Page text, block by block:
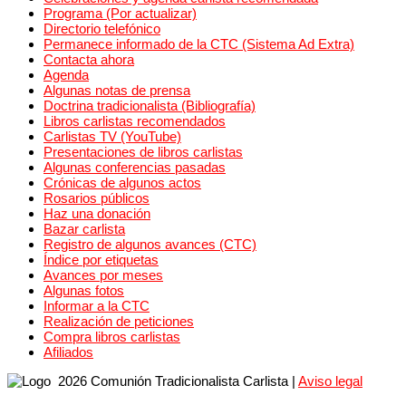
Programa (Por actualizar)
Directorio telefónico
Permanece informado de la CTC (Sistema Ad Extra)
Contacta ahora
Agenda
Algunas notas de prensa
Doctrina tradicionalista (Bibliografía)
Libros carlistas recomendados
Carlistas TV (YouTube)
Presentaciones de libros carlistas
Algunas conferencias pasadas
Crónicas de algunos actos
Rosarios públicos
Haz una donación
Bazar carlista
Registro de algunos avances (CTC)
Índice por etiquetas
Avances por meses
Algunas fotos
Informar a la CTC
Realización de peticiones
Compra libros carlistas
Afiliados
2026 Comunión Tradicionalista Carlista | Aviso legal